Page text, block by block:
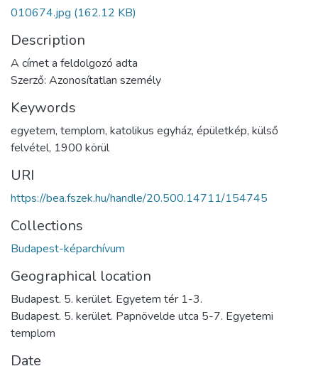
010674.jpg (162.12 KB)
Description
A címet a feldolgozó adta
Szerző: Azonosítatlan személy
Keywords
egyetem, templom, katolikus egyház, épületkép, külső
felvétel, 1900 körül
URI
https://bea.fszek.hu/handle/20.500.14711/154745
Collections
Budapest-képarchívum
Geographical location
Budapest. 5. kerület. Egyetem tér 1-3.
Budapest. 5. kerület. Papnövelde utca 5-7. Egyetemi
templom
Date